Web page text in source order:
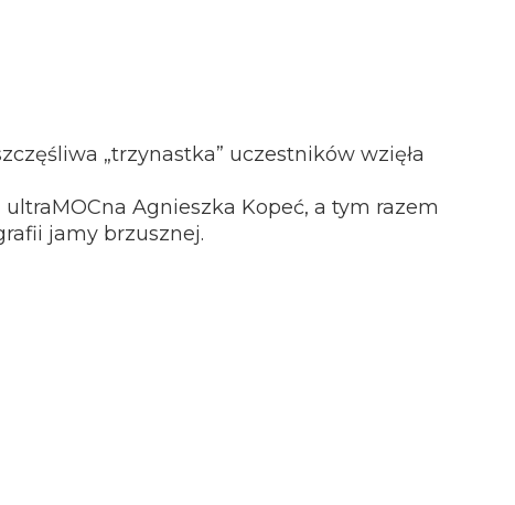
„trzynastka” uczestników wzięła
Agnieszka Kopeć, a tym razem
jamy brzusznej.